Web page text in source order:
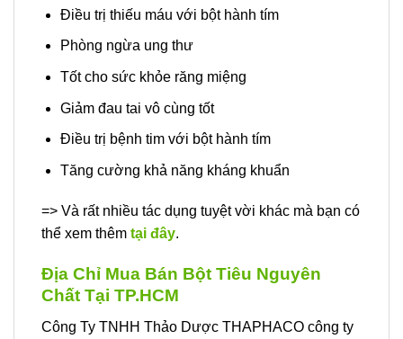
Điều trị thiếu máu với bột hành tím
Phòng ngừa ung thư
Tốt cho sức khỏe răng miệng
Giảm đau tai vô cùng tốt
Điều trị bệnh tim với bột hành tím
Tăng cường khả năng kháng khuẩn
=> Và rất nhiều tác dụng tuyệt vời khác mà bạn có
thể xem thêm tại đây.
Địa Chỉ Mua Bán Bột Tiêu Nguyên
Chất Tại TP.HCM
Công Ty TNHH Thảo Dược THAPHACO công ty